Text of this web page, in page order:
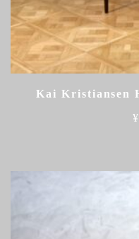
Kai Kristiansen
¥